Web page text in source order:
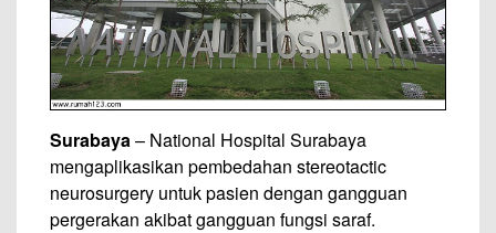
Surabaya– National Hospital Surabaya
mengaplikasikan pembedahan stereotactic
neurosurgery untuk pasien dengan gangguan
pergerakan akibat gangguan fungsi saraf.